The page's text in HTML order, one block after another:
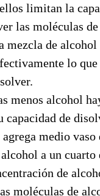
limitan la
las moléculas
mezcla de alcohol
lo
menos alcohol
capacidad de
medio vaso
a un
de
moléculas de